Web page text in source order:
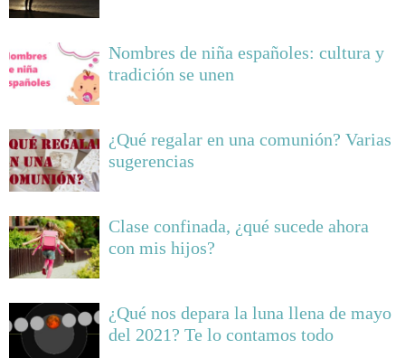
Nombres de niña españoles: cultura y
tradición se unen
¿Qué regalar en una comunión? Varias
sugerencias
Clase confinada, ¿qué sucede ahora
con mis hijos?
¿Qué nos depara la luna llena de mayo
del 2021? Te lo contamos todo